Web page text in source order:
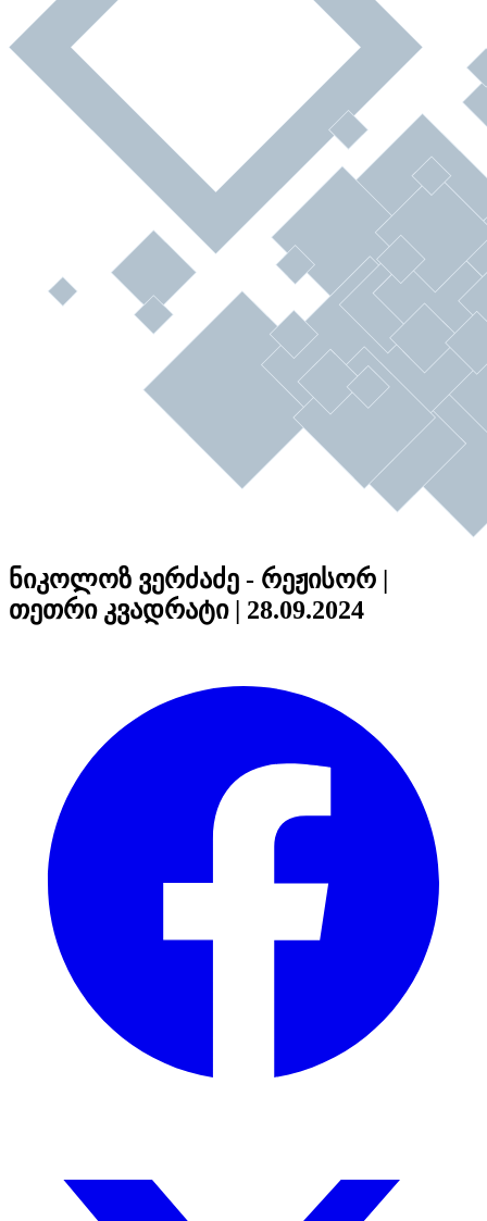
ნიკოლოზ ვერძაძე - რეჟისორ |
თეთრი კვადრატი | 28.09.2024